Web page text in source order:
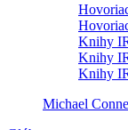
Knihy
Knihy
Knihy
Michael